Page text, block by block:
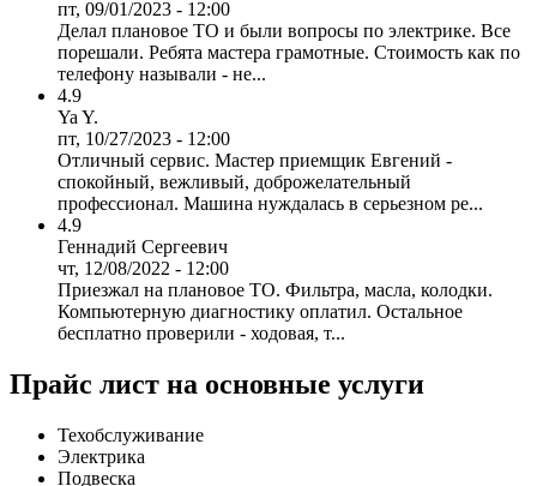
пт, 09/01/2023 - 12:00
Делал плановое ТО и были вопросы по электрике. Все
порешали. Ребята мастера грамотные. Стоимость как по
телефону называли - не...
4.9
Ya Y.
пт, 10/27/2023 - 12:00
Отличный сервис. Мастер приемщик Евгений -
спокойный, вежливый, доброжелательный
профессионал. Машина нуждалась в серьезном ре...
4.9
Геннадий Сергеевич
чт, 12/08/2022 - 12:00
Приезжал на плановое ТО. Фильтра, масла, колодки.
Компьютерную диагностику оплатил. Остальное
бесплатно проверили - ходовая, т...
Прайс лист на основные услуги
Техобслуживание
Электрика
Подвеска